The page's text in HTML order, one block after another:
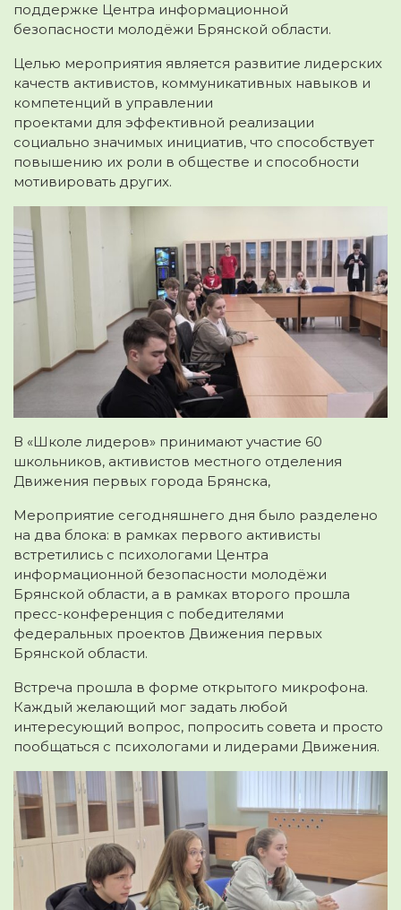
поддержке Центра информационной
безопасности молодёжи Брянской области.
Целью мероприятия является развитие лидерских
качеств активистов, коммуникативных навыков и
компетенций в управлении
проектами для эффективной реализации
социально значимых инициатив, что способствует
повышению их роли в обществе и способности
мотивировать других.
В «Школе лидеров» принимают участие 60
школьников, активистов местного отделения
Движения первых города Брянска,
Мероприятие сегодняшнего дня было разделено
на два блока: в рамках первого активисты
встретились с психологами Центра
информационной безопасности молодёжи
Брянской области, а в рамках второго прошла
пресс-конференция с победителями
федеральных проектов Движения первых
Брянской области.
Встреча прошла в форме открытого микрофона.
Каждый желающий мог задать любой
интересующий вопрос, попросить совета и просто
пообщаться с психологами и лидерами Движения.